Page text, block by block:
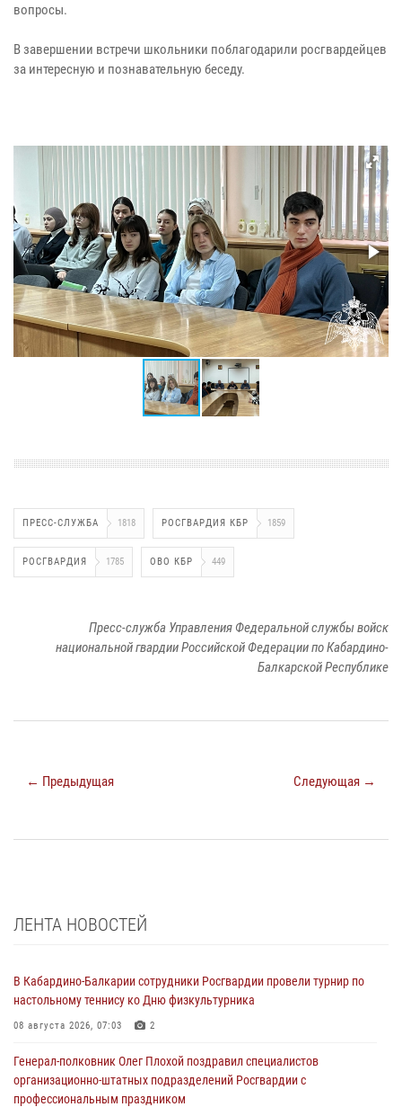
вопросы.
В завершении встречи школьники поблагодарили росгвардейцев
за интересную и познавательную беседу.
ПРЕСС-СЛУЖБА 1818 РОСГВАРДИЯ КБР 1859
РОСГВАРДИЯ 1785 ОВО КБР 449
Пресс-служба Управления Федеральной службы войск
национальной гвардии Российской Федерации по Кабардино-
Балкарской Республике
← Предыдущая Следующая →
ЛЕНТА НОВОСТЕЙ
В Кабардино-Балкарии сотрудники Росгвардии провели турнир по
настольному теннису ко Дню физкультурника
08 августа 2026, 07:03 2
Генерал-полковник Олег Плохой поздравил специалистов
организационно-штатных подразделений Росгвардии с
профессиональным праздником